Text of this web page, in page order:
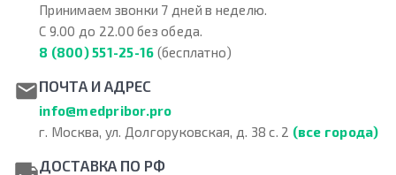
Принимаем звонки 7 дней в неделю.
С 9.00 до 22.00 без обеда.
8 (800) 551-25-16 (бесплатно)
ПОЧТА И АДРЕС
info@medpribor.pro
г. Москва, ул. Долгоруковская, д. 38 с. 2 (все города)
ДОСТАВКА ПО РФ